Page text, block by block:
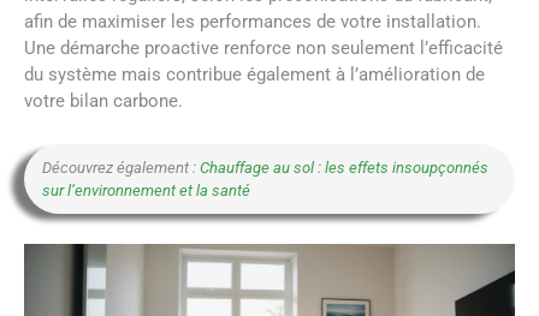
afin de maximiser les performances de votre installation.
Une démarche proactive renforce non seulement l’efficacité
du système mais contribue également à l’amélioration de
votre bilan carbone.
Découvrez également : Chauffage au sol : les effets insoupçonnés
sur l’environnement et la santé